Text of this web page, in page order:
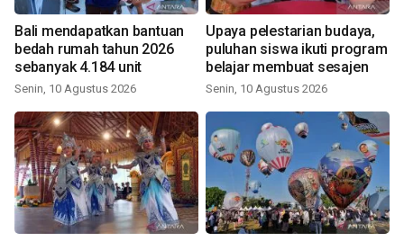
Bali mendapatkan bantuan
bedah rumah tahun 2026
sebanyak 4.184 unit
Senin, 10 Agustus 2026
Upaya pelestarian budaya,
puluhan siswa ikuti program
belajar membuat sesajen
Senin, 10 Agustus 2026